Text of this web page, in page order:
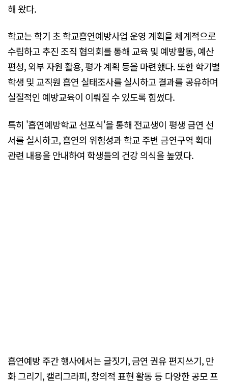
해 왔다.
학교는 학기 초 학교흡연예방사업 운영 계획을 체계적으로
수립하고 추진 조직 협의회를 통해 교육 및 예방활동, 예산
편성, 외부 자원 활용, 평가 계획 등을 마련했다. 또한 학기별
학생 및 교직원 흡연 실태조사를 실시하고 결과를 공유하며
실질적인 예방교육이 이뤄질 수 있도록 힘썼다.
특히 '흡연예방학교 선포식'을 통해 전교생이 평생 금연 선
서를 실시하고, 흡연의 위험성과 학교 주변 금연구역 확대
관련 내용을 안내하여 학생들의 건강 의식을 높였다.
흡연예방 주간 행사에서는 글짓기, 금연 권유 편지쓰기, 만
화 그리기, 캘리그라피, 창의적 표현 활동 등 다양한 공모 프